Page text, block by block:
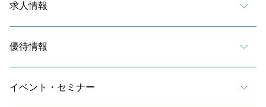
求人情報
優待情報
イベント・セミナー